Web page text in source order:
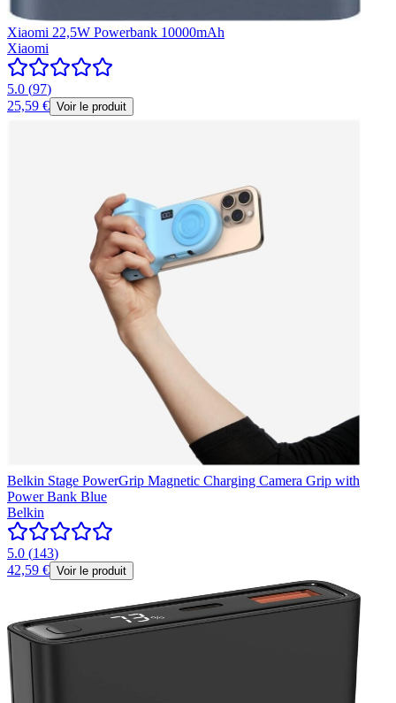
Xiaomi 22,5W Powerbank 10000mAh
Xiaomi
5.0 (97)
25,59 € Voir le produit
Belkin Stage PowerGrip Magnetic Charging Camera Grip with
Power Bank Blue
Belkin
5.0 (143)
42,59 € Voir le produit